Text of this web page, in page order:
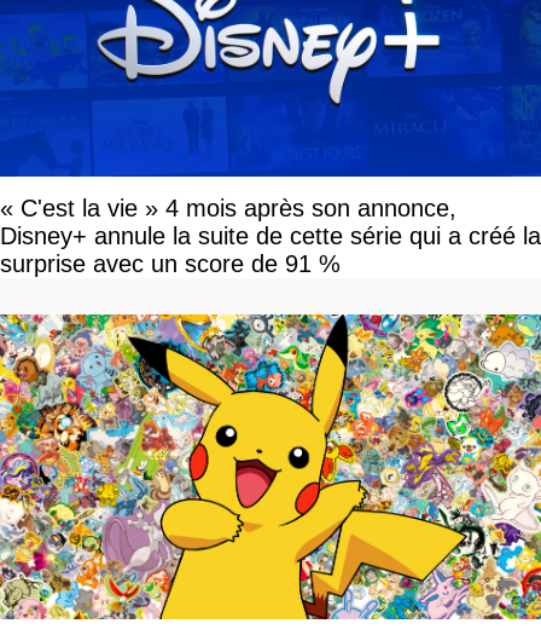
« C'est la vie » 4 mois après son annonce,
Disney+ annule la suite de cette série qui a créé la
surprise avec un score de 91 %